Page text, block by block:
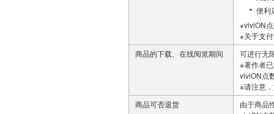
便利
※viviON
※关于支
商品的下载、在线阅览期间
可进行无
※著作者
viviON点
※请注意
商品可否退货
由于商品